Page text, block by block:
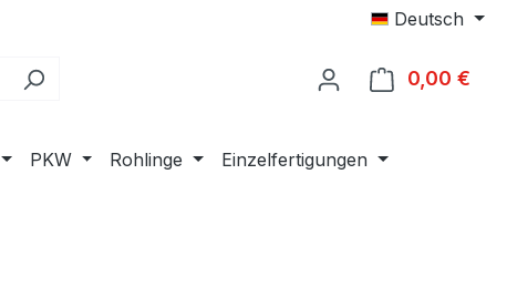
Deutsch
0,00 €
PKW Rohlinge Einzelfertigungen